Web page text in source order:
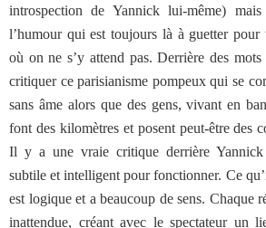
introspection de Yannick lui-même)
l’humour qui est toujours là à guetter pour
où on ne s’y attend pas. Derrière des
critiquer ce parisianisme pompeux qui se
sans âme alors que des gens, vivant en
font des kilomètres et posent peut-être des
Il y a une vraie critique derrière Yannick
subtile et intelligent pour fonctionner. Ce
est logique et a beaucoup de sens. Chaque
inattendue, créant avec le spectateur un